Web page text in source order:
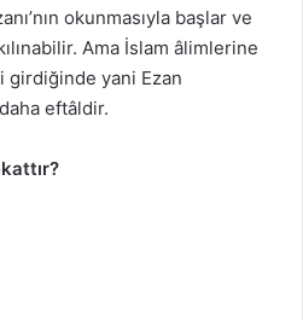
okunmasıyla başlar ve
Ama İslam âlimlerine
girdiğinde yani Ezan
eftâldir.